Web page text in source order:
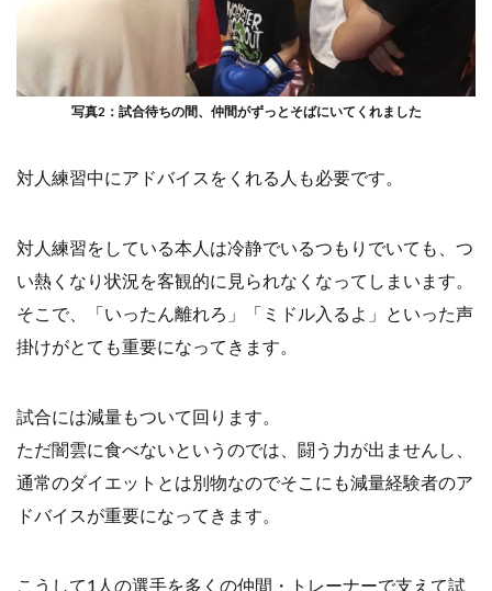
写真2：試合待ちの間、仲間がずっとそばにいてくれました
対人練習中にアドバイスをくれる人も必要です。
対人練習をしている本人は冷静でいるつもりでいても、つ
い熱くなり状況を客観的に見られなくなってしまいます。
そこで、「いったん離れろ」「ミドル入るよ」といった声
掛けがとても重要になってきます。
試合には減量もついて回ります。
ただ闇雲に食べないというのでは、闘う力が出ませんし、
通常のダイエットとは別物なのでそこにも減量経験者のア
ドバイスが重要になってきます。
こうして1人の選手を多くの仲間・トレーナーで支えて試